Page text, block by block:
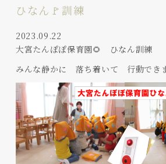
ひなん🚩訓練
2023.09.22
大宮たんぽぽ保育園🌻 ひなん訓練
みんな静かに 落ち着いて 行動できま